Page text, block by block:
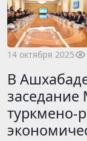
14 октября 2025
В
туркмено-